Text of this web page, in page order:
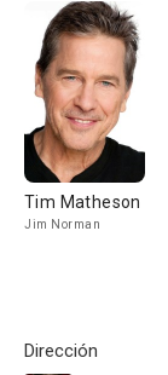
Tim Matheson
Jim Norman
Dirección